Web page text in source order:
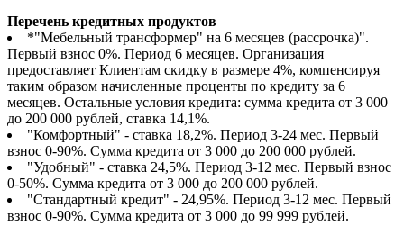
Перечень кредитных продуктов
*"Мебельный трансформер" на 6 месяцев (рассрочка)".
Первый взнос 0%. Период 6 месяцев. Организация
предоставляет Клиентам скидку в размере 4%, компенсируя
таким образом начисленные проценты по кредиту за 6
месяцев. Остальные условия кредита: сумма кредита от 3 000
до 200 000 рублей, ставка 14,1%.
"Комфортный" - ставка 18,2%. Период 3-24 мес. Первый
взнос 0-90%. Сумма кредита от 3 000 до 200 000 рублей.
"Удобный" - ставка 24,5%. Период 3-12 мес. Первый взнос
0-50%. Сумма кредита от 3 000 до 200 000 рублей.
"Стандартный кредит" - 24,95%. Период 3-12 мес. Первый
взнос 0-90%. Сумма кредита от 3 000 до 99 999 рублей.